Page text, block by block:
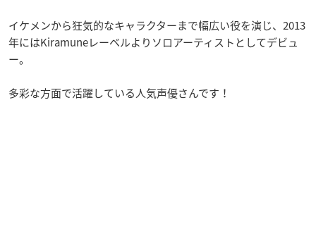
イケメンから狂気的なキャラクターまで幅広い役を演じ、2013
年にはKiramuneレーベルよりソロアーティストとしてデビュ
ー。
多彩な方面で活躍している人気声優さんです！